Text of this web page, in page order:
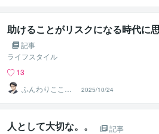
助けることがリスクになる時代に
記事
ライフスタイル
13
ふんわりこころ
サポート☘️みち
まさ
2025/10/24
人として大切な。。
記事